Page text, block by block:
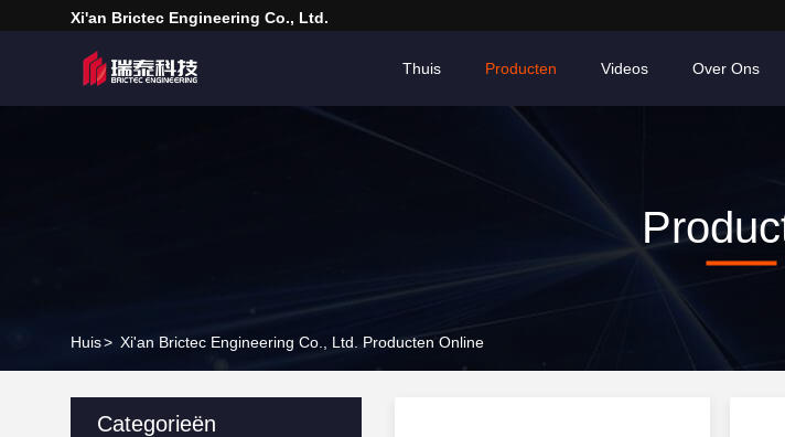
Xi'an Brictec Engineering Co., Ltd.
Thuis Producten Videos Over Ons
Huis> Xi'an Brictec Engineering Co., Ltd. Producten Online
Categorieën